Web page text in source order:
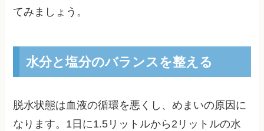
てみましょう。
水分と塩分のバランスを整える
脱水状態は血液の循環を悪くし、めまいの原因に
なります。1日に1.5リットルから2リットルの水